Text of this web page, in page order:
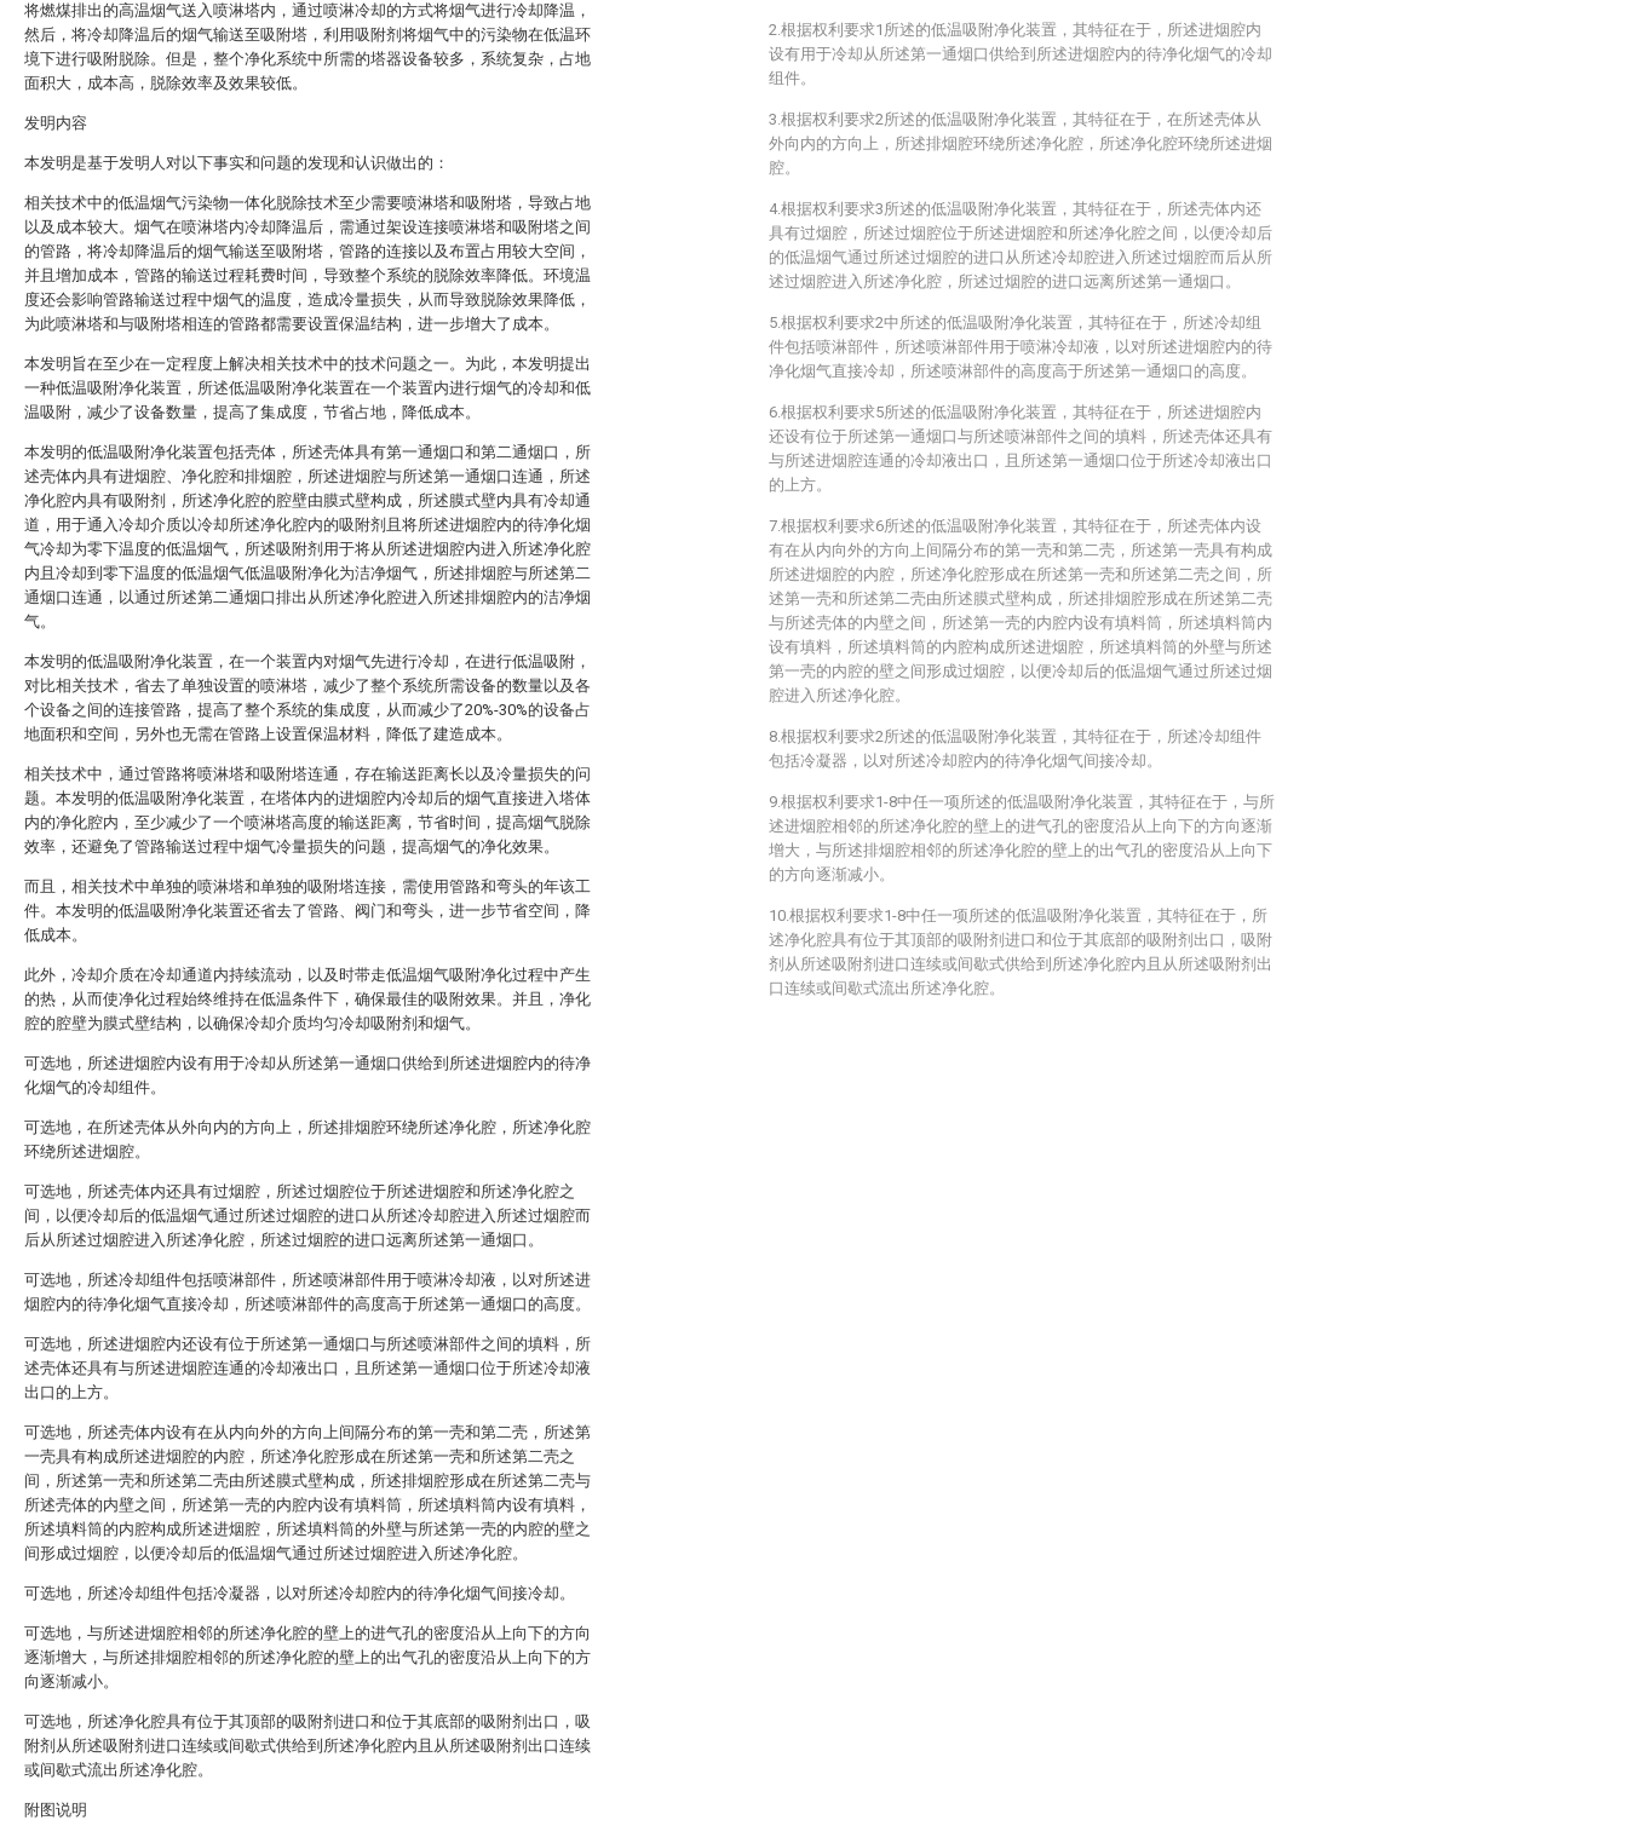
将燃煤排出的高温烟气送入喷淋塔内，通过喷淋冷却的方式将烟气进行冷却降温，
然后，将冷却降温后的烟气输送至吸附塔，利用吸附剂将烟气中的污染物在低温环
境下进行吸附脱除。但是，整个净化系统中所需的塔器设备较多，系统复杂，占地
面积大，成本高，脱除效率及效果较低。
发明内容
本发明是基于发明人对以下事实和问题的发现和认识做出的：
相关技术中的低温烟气污染物一体化脱除技术至少需要喷淋塔和吸附塔，导致占地
以及成本较大。烟气在喷淋塔内冷却降温后，需通过架设连接喷淋塔和吸附塔之间
的管路，将冷却降温后的烟气输送至吸附塔，管路的连接以及布置占用较大空间，
并且增加成本，管路的输送过程耗费时间，导致整个系统的脱除效率降低。环境温
度还会影响管路输送过程中烟气的温度，造成冷量损失，从而导致脱除效果降低，
为此喷淋塔和与吸附塔相连的管路都需要设置保温结构，进一步增大了成本。
本发明旨在至少在一定程度上解决相关技术中的技术问题之一。为此，本发明提出
一种低温吸附净化装置，所述低温吸附净化装置在一个装置内进行烟气的冷却和低
温吸附，减少了设备数量，提高了集成度，节省占地，降低成本。
本发明的低温吸附净化装置包括壳体，所述壳体具有第一通烟口和第二通烟口，所
述壳体内具有进烟腔、净化腔和排烟腔，所述进烟腔与所述第一通烟口连通，所述
净化腔内具有吸附剂，所述净化腔的腔壁由膜式壁构成，所述膜式壁内具有冷却通
道，用于通入冷却介质以冷却所述净化腔内的吸附剂且将所述进烟腔内的待净化烟
气冷却为零下温度的低温烟气，所述吸附剂用于将从所述进烟腔内进入所述净化腔
内且冷却到零下温度的低温烟气低温吸附净化为洁净烟气，所述排烟腔与所述第二
通烟口连通，以通过所述第二通烟口排出从所述净化腔进入所述排烟腔内的洁净烟
气。
本发明的低温吸附净化装置，在一个装置内对烟气先进行冷却，在进行低温吸附，
对比相关技术，省去了单独设置的喷淋塔，减少了整个系统所需设备的数量以及各
个设备之间的连接管路，提高了整个系统的集成度，从而减少了20%-30%的设备占
地面积和空间，另外也无需在管路上设置保温材料，降低了建造成本。
相关技术中，通过管路将喷淋塔和吸附塔连通，存在输送距离长以及冷量损失的问
题。本发明的低温吸附净化装置，在塔体内的进烟腔内冷却后的烟气直接进入塔体
内的净化腔内，至少减少了一个喷淋塔高度的输送距离，节省时间，提高烟气脱除
效率，还避免了管路输送过程中烟气冷量损失的问题，提高烟气的净化效果。
而且，相关技术中单独的喷淋塔和单独的吸附塔连接，需使用管路和弯头的年该工
件。本发明的低温吸附净化装置还省去了管路、阀门和弯头，进一步节省空间，降
低成本。
此外，冷却介质在冷却通道内持续流动，以及时带走低温烟气吸附净化过程中产生
的热，从而使净化过程始终维持在低温条件下，确保最佳的吸附效果。并且，净化
腔的腔壁为膜式壁结构，以确保冷却介质均匀冷却吸附剂和烟气。
可选地，所述进烟腔内设有用于冷却从所述第一通烟口供给到所述进烟腔内的待净
化烟气的冷却组件。
可选地，在所述壳体从外向内的方向上，所述排烟腔环绕所述净化腔，所述净化腔
环绕所述进烟腔。
可选地，所述壳体内还具有过烟腔，所述过烟腔位于所述进烟腔和所述净化腔之
间，以便冷却后的低温烟气通过所述过烟腔的进口从所述冷却腔进入所述过烟腔而
后从所述过烟腔进入所述净化腔，所述过烟腔的进口远离所述第一通烟口。
可选地，所述冷却组件包括喷淋部件，所述喷淋部件用于喷淋冷却液，以对所述进
烟腔内的待净化烟气直接冷却，所述喷淋部件的高度高于所述第一通烟口的高度。
可选地，所述进烟腔内还设有位于所述第一通烟口与所述喷淋部件之间的填料，所
述壳体还具有与所述进烟腔连通的冷却液出口，且所述第一通烟口位于所述冷却液
出口的上方。
可选地，所述壳体内设有在从内向外的方向上间隔分布的第一壳和第二壳，所述第
一壳具有构成所述进烟腔的内腔，所述净化腔形成在所述第一壳和所述第二壳之
间，所述第一壳和所述第二壳由所述膜式壁构成，所述排烟腔形成在所述第二壳与
所述壳体的内壁之间，所述第一壳的内腔内设有填料筒，所述填料筒内设有填料，
所述填料筒的内腔构成所述进烟腔，所述填料筒的外壁与所述第一壳的内腔的壁之
间形成过烟腔，以便冷却后的低温烟气通过所述过烟腔进入所述净化腔。
可选地，所述冷却组件包括冷凝器，以对所述冷却腔内的待净化烟气间接冷却。
可选地，与所述进烟腔相邻的所述净化腔的壁上的进气孔的密度沿从上向下的方向
逐渐增大，与所述排烟腔相邻的所述净化腔的壁上的出气孔的密度沿从上向下的方
向逐渐减小。
可选地，所述净化腔具有位于其顶部的吸附剂进口和位于其底部的吸附剂出口，吸
附剂从所述吸附剂进口连续或间歇式供给到所述净化腔内且从所述吸附剂出口连续
或间歇式流出所述净化腔。
附图说明
2.根据权利要求1所述的低温吸附净化装置，其特征在于，所述进烟腔内
设有用于冷却从所述第一通烟口供给到所述进烟腔内的待净化烟气的冷却
组件。
3.根据权利要求2所述的低温吸附净化装置，其特征在于，在所述壳体从
外向内的方向上，所述排烟腔环绕所述净化腔，所述净化腔环绕所述进烟
腔。
4.根据权利要求3所述的低温吸附净化装置，其特征在于，所述壳体内还
具有过烟腔，所述过烟腔位于所述进烟腔和所述净化腔之间，以便冷却后
的低温烟气通过所述过烟腔的进口从所述冷却腔进入所述过烟腔而后从所
述过烟腔进入所述净化腔，所述过烟腔的进口远离所述第一通烟口。
5.根据权利要求2中所述的低温吸附净化装置，其特征在于，所述冷却组
件包括喷淋部件，所述喷淋部件用于喷淋冷却液，以对所述进烟腔内的待
净化烟气直接冷却，所述喷淋部件的高度高于所述第一通烟口的高度。
6.根据权利要求5所述的低温吸附净化装置，其特征在于，所述进烟腔内
还设有位于所述第一通烟口与所述喷淋部件之间的填料，所述壳体还具有
与所述进烟腔连通的冷却液出口，且所述第一通烟口位于所述冷却液出口
的上方。
7.根据权利要求6所述的低温吸附净化装置，其特征在于，所述壳体内设
有在从内向外的方向上间隔分布的第一壳和第二壳，所述第一壳具有构成
所述进烟腔的内腔，所述净化腔形成在所述第一壳和所述第二壳之间，所
述第一壳和所述第二壳由所述膜式壁构成，所述排烟腔形成在所述第二壳
与所述壳体的内壁之间，所述第一壳的内腔内设有填料筒，所述填料筒内
设有填料，所述填料筒的内腔构成所述进烟腔，所述填料筒的外壁与所述
第一壳的内腔的壁之间形成过烟腔，以便冷却后的低温烟气通过所述过烟
腔进入所述净化腔。
8.根据权利要求2所述的低温吸附净化装置，其特征在于，所述冷却组件
包括冷凝器，以对所述冷却腔内的待净化烟气间接冷却。
9.根据权利要求1-8中任一项所述的低温吸附净化装置，其特征在于，与所
述进烟腔相邻的所述净化腔的壁上的进气孔的密度沿从上向下的方向逐渐
增大，与所述排烟腔相邻的所述净化腔的壁上的出气孔的密度沿从上向下
的方向逐渐减小。
10.根据权利要求1-8中任一项所述的低温吸附净化装置，其特征在于，所
述净化腔具有位于其顶部的吸附剂进口和位于其底部的吸附剂出口，吸附
剂从所述吸附剂进口连续或间歇式供给到所述净化腔内且从所述吸附剂出
口连续或间歇式流出所述净化腔。